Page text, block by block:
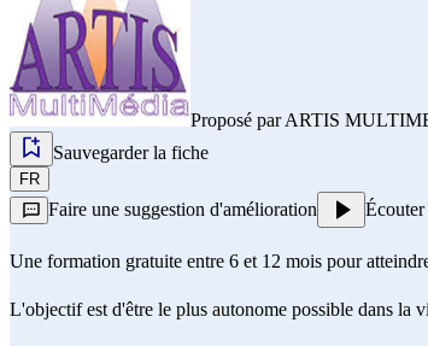
Proposé parARTIS
Sauvegarder la fiche
FR
Faire une suggestion d'amélioration Écouter
Une formation gratuite entre 6 et 12 mois pour
L'objectif est d'être le plus autonome possible dans la